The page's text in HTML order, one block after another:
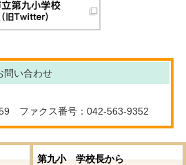
問い合わせ
ファクス番号：042-563-9352
第九小 学校長から